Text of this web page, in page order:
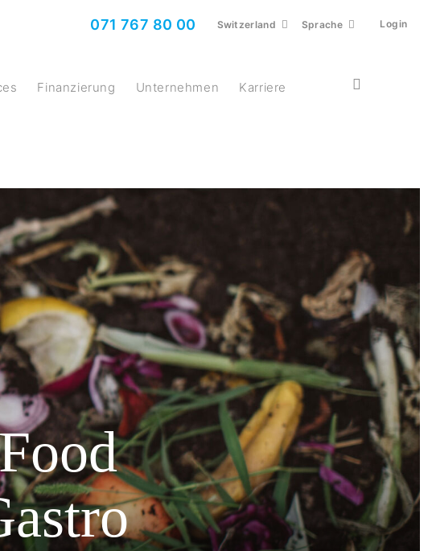
071 767 80 00 Switzerland Sprache Login
Finanzierung Unternehmen Karriere